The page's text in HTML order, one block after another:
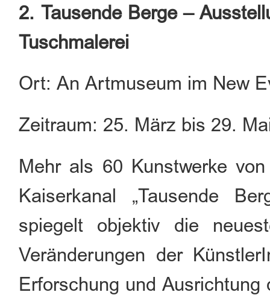
2. Tausende Berge –
Tuschmalerei
Ort: An Artmuseum im New
Zeitraum: 25. März bis 29.
Mehr als 60 Kunstwerke
Kaiserkanal „Tausende
spiegelt objektiv die
Veränderungen der
Erforschung und